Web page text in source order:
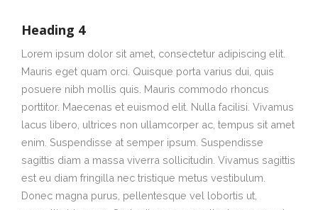
Heading 4
Lorem ipsum dolor sit amet, consectetur adipiscing elit.
Mauris eget quam orci. Quisque porta varius dui, quis
posuere nibh mollis quis. Mauris commodo rhoncus
porttitor. Maecenas et euismod elit. Nulla facilisi. Vivamus
lacus libero, ultrices non ullamcorper ac, tempus sit amet
enim. Suspendisse at semper ipsum. Suspendisse
sagittis diam a massa viverra sollicitudin. Vivamus sagittis
est eu diam fringilla nec tristique metus vestibulum.
Donec magna purus, pellentesque vel lobortis ut,